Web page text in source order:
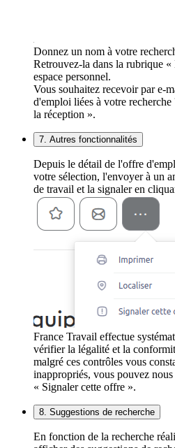
Donnez un nom à votre
Retrouvez-la dans la rubrique
espace personnel.
Vous souhaitez recevoir par e-
d'emploi liées à votre
la réception ».
7. Autres fonctionnalités
Depuis le détail de l'offre
votre sélection, l'envoyer à un
de travail et la signaler en
France Travail effectue
vérifier la légalité et la
malgré ces contrôles vous
inappropriés, vous pouvez
« Signaler cette offre ».
8. Suggestions de recherche
En fonction de la recherche